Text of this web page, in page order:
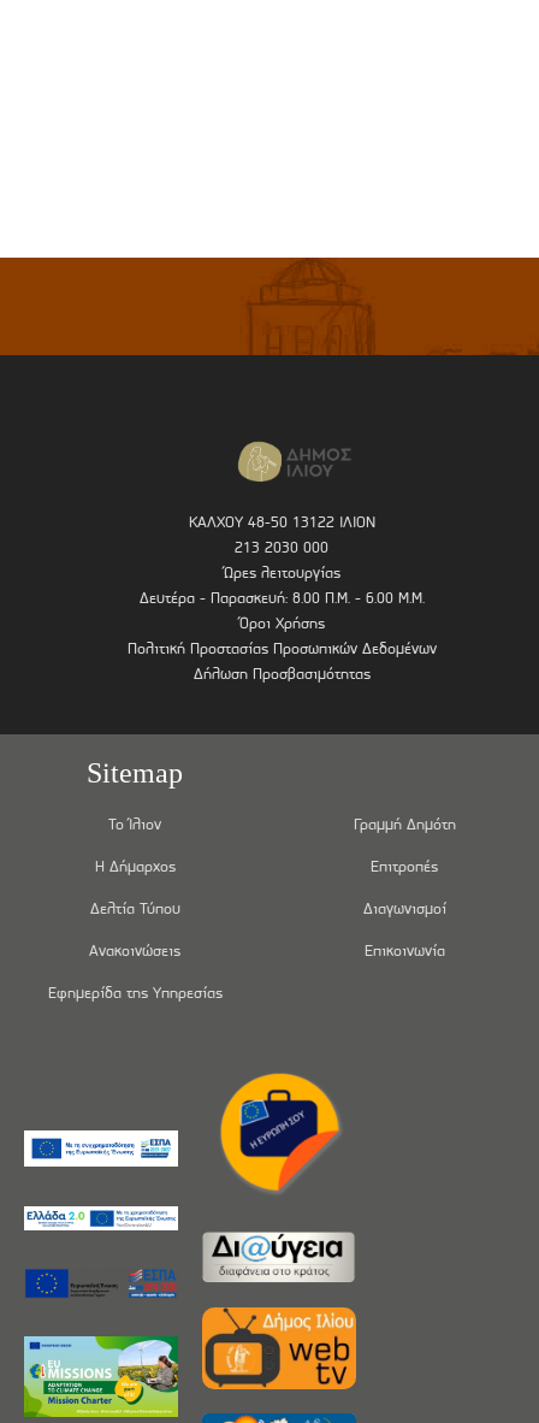
ΚΑΛΧΟΥ 48-50 13122 ΙΛΙΟΝ
213 2030 000
Ώρες λειτουργίας
Δευτέρα - Παρασκευή: 8.00 Π.Μ. - 6.00 Μ.Μ.
Όροι Χρήσης
Πολιτική Προστασίας Προσωπικών Δεδομένων
Δήλωση Προσβασιμότητας
Sitemap
Το Ίλιον
Η Δήμαρχος
Δελτία Τύπου
Ανακοινώσεις
Εφημερίδα της Υπηρεσίας
Γραμμή Δημότη
Επιτροπές
Διαγωνισμοί
Επικοινωνία